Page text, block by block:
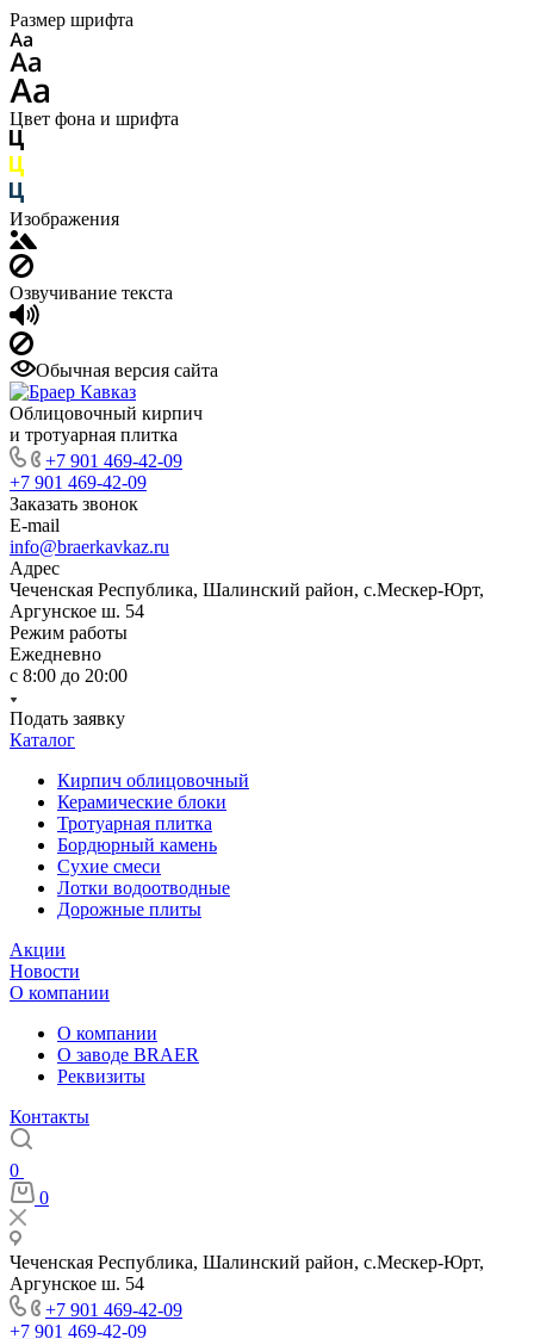
Размер шрифта
Цвет фона и шрифта
Изображения
Озвучивание текста
Обычная версия сайта
Облицовочный кирпич
и тротуарная плитка
+7 901 469-42-09
+7 901 469-42-09
Заказать звонок
E-mail
info@braerkavkaz.ru
Адрес
Чеченская Республика, Шалинский район, с.Мескер-Юрт,
Аргунское ш. 54
Режим работы
Ежедневно
с 8:00 до 20:00
Подать заявку
Каталог
Кирпич облицовочный
Керамические блоки
Тротуарная плитка
Бордюрный камень
Сухие смеси
Лотки водоотводные
Дорожные плиты
Акции
Новости
О компании
О компании
О заводе BRAER
Реквизиты
Контакты
0
0
Чеченская Республика, Шалинский район, с.Мескер-Юрт,
Аргунское ш. 54
+7 901 469-42-09
+7 901 469-42-09